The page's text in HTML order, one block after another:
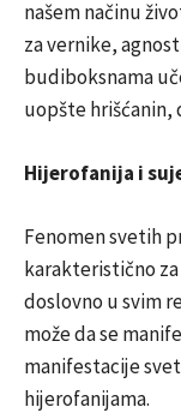
našem načinu
za vernike,
budiboksnama
uopšte hrišćanin,
Hijerofanija i
Fenomen svetih
karakteristično
doslovno u svim
može da se
manifestacije
hijerofanijama.